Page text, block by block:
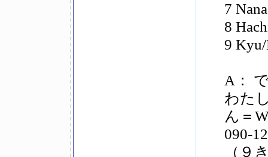
7
8
9
A：
わた
ん＝
090-
（９